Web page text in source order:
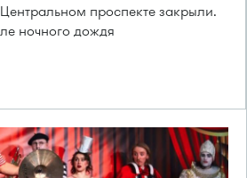
проспекте закрыли.
ночного дождя